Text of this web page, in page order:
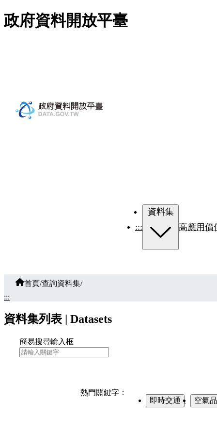
跳至主要內容
政府資料開放平臺
:::
資料集
高應用價
首頁/查詢資料集/
:::
資料集列表 | Datasets
簡易搜尋輸入框
熱門關鍵字：
即時交通 、 空氣